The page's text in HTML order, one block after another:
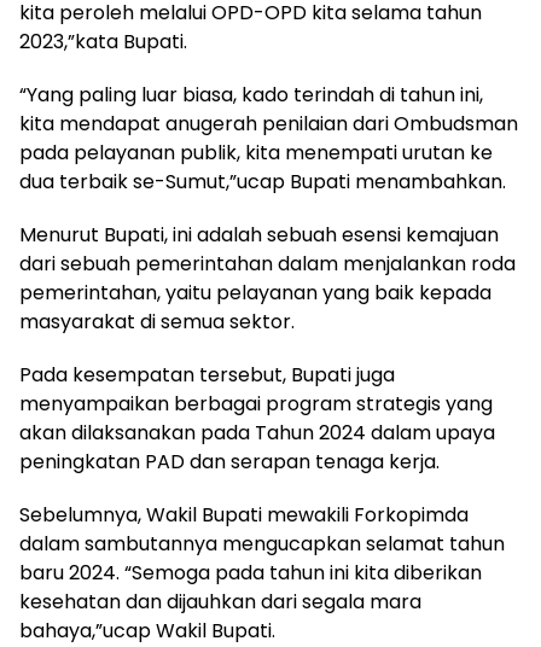
kita peroleh melalui OPD-OPD kita selama tahun
2023,”kata Bupati.
“Yang paling luar biasa, kado terindah di tahun ini,
kita mendapat anugerah penilaian dari Ombudsman
pada pelayanan publik, kita menempati urutan ke
dua terbaik se-Sumut,”ucap Bupati menambahkan.
Menurut Bupati, ini adalah sebuah esensi kemajuan
dari sebuah pemerintahan dalam menjalankan roda
pemerintahan, yaitu pelayanan yang baik kepada
masyarakat di semua sektor.
Pada kesempatan tersebut, Bupati juga
menyampaikan berbagai program strategis yang
akan dilaksanakan pada Tahun 2024 dalam upaya
peningkatan PAD dan serapan tenaga kerja.
Sebelumnya, Wakil Bupati mewakili Forkopimda
dalam sambutannya mengucapkan selamat tahun
baru 2024. “Semoga pada tahun ini kita diberikan
kesehatan dan dijauhkan dari segala mara
bahaya,”ucap Wakil Bupati.